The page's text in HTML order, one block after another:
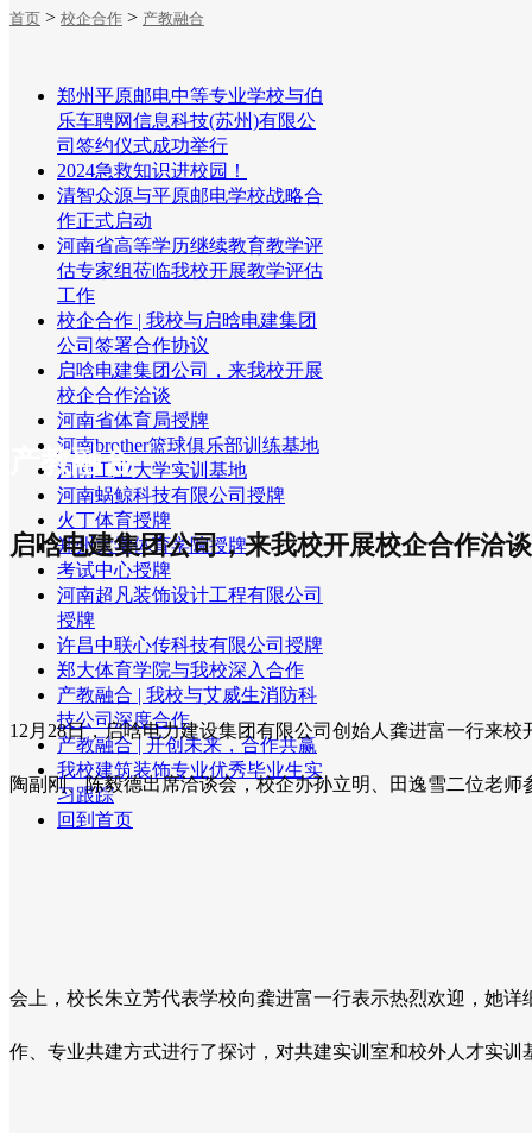
首页 > 校企合作 > 产教融合
郑州平原邮电中等专业学校与伯
乐车聘网信息科技(苏州)有限公
司签约仪式成功举行
2024急救知识进校园！
清智众源与平原邮电学校战略合
作正式启动
河南省高等学历继续教育教学评
估专家组莅临我校开展教学评估
工作
校企合作 | 我校与启晗电建集团
公司签署合作协议
启唅电建集团公司，来我校开展
校企合作洽谈
河南省体育局授牌
河南brother篮球俱乐部训练基地
河南工业大学实训基地
河南蜗鲸科技有限公司授牌
火丁体育授牌
郑州大学体育学院授牌
考试中心授牌
河南超凡装饰设计工程有限公司
授牌
许昌中联心传科技有限公司授牌
郑大体育学院与我校深入合作
产教融合 | 我校与艾威生消防科
技公司深度合作
产教融合 | 开创未来，合作共赢
我校建筑装饰专业优秀毕业生实
习跟踪
回到首页
产教融合
启唅电建集团公司，来我校开展校企合作洽谈
12月28日，启唅电力建设集团有限公司创始人龚进富一行来
陶副刚、陈毅德出席洽谈会，校企办孙立明、田逸雪二位老师
会上，校长朱立芳代表学校向龚进富一行表示热烈欢迎，她
作、专业共建方式进行了探讨，对共建实训室和校外人才实